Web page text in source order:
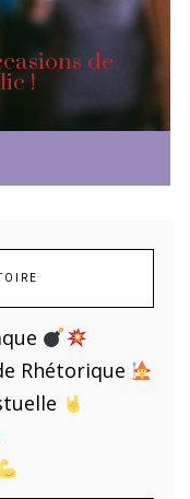
de
!
Rhétorique